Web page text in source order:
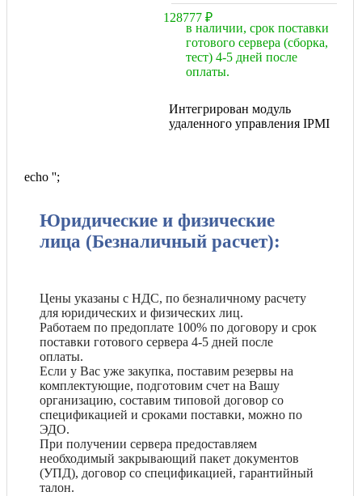
128777 ₽
в наличии, срок поставки
готового сервера (сборка,
тест) 4-5 дней после
оплаты.
Интегрирован модуль
удаленного управления IPMI
echo '';
Юридические и физические
лица (Безналичный расчет):
Цены указаны с НДС, по безналичному расчету
для юридических и физических лиц.
Работаем по предоплате 100% по договору и срок
поставки готового сервера 4-5 дней после
оплаты.
Если у Вас уже закупка, поставим резервы на
комплектующие, подготовим счет на Вашу
организацию, составим типовой договор со
спецификацией и сроками поставки, можно по
ЭДО.
При получении сервера предоставляем
необходимый закрывающий пакет документов
(УПД), договор со спецификацией, гарантийный
талон.